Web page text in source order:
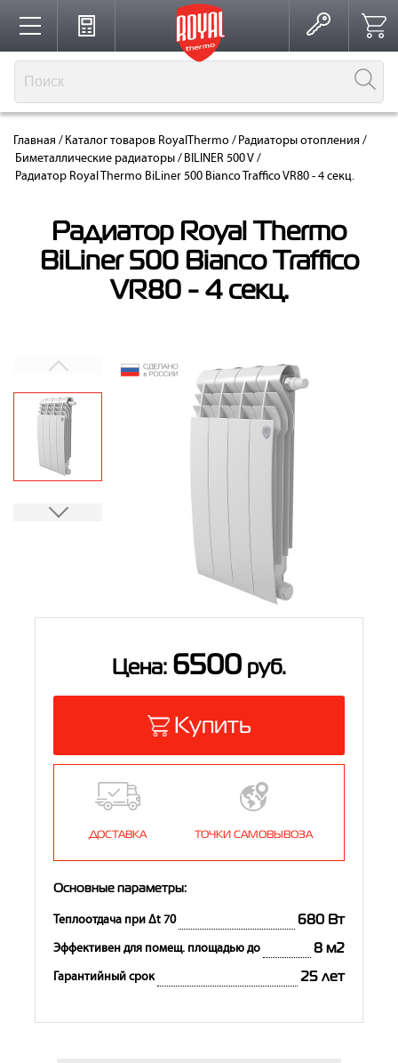
Каталог
Производство
Партнерство
Решения для интерьера
Где купить
Контакты
Магазин:
8 (800) 234-19-70
8 (800) 500-07-75
Главная / Каталог товаров RoyalThermo / Радиаторы отопления /
Биметаллические радиаторы / BILINER 500 V /
Радиатор Royal Thermo BiLiner 500 Bianco Traffico VR80 - 4 секц.
Радиатор Royal Thermo
BiLiner 500 Bianco Traffico
VR80 - 4 секц.
Цена: 6500 руб.
Купить
ДОСТАВКА ТОЧКИ САМОВЫВОЗА
Основные параметры:
Теплоотдача при Δt 70 680 Вт
Эффективен для помещ. площадью до 8 м2
Гарантийный срок 25 лет